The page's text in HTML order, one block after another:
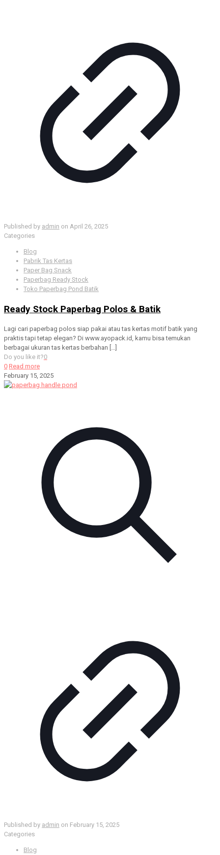
Published by admin on April 26, 2025
Categories
Blog
Pabrik Tas Kertas
Paper Bag Snack
Paperbag Ready Stock
Toko Paperbag Pond Batik
Ready Stock Paperbag Polos & Batik
Lagi cari paperbag polos siap pakai atau tas kertas motif batik yang
praktis tapi tetap elegan? Di www.ayopack.id, kamu bisa temukan
berbagai ukuran tas kertas berbahan […]
Do you like it?0
0 Read more
February 15, 2025
Published by admin on February 15, 2025
Categories
Blog